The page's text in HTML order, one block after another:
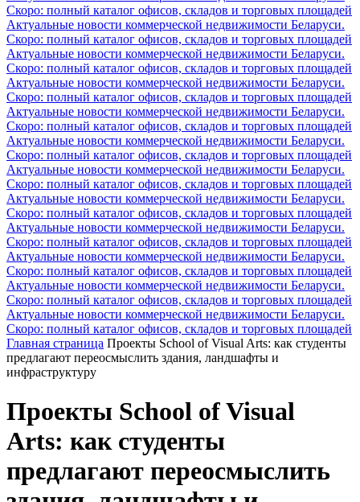
Скоро: полный каталог офисов, складов и торговых площадей
Актуальные новости коммерческой недвижимости Беларуси.
Скоро: полный каталог офисов, складов и торговых площадей
Актуальные новости коммерческой недвижимости Беларуси.
Скоро: полный каталог офисов, складов и торговых площадей
Актуальные новости коммерческой недвижимости Беларуси.
Скоро: полный каталог офисов, складов и торговых площадей
Актуальные новости коммерческой недвижимости Беларуси.
Скоро: полный каталог офисов, складов и торговых площадей
Актуальные новости коммерческой недвижимости Беларуси.
Скоро: полный каталог офисов, складов и торговых площадей
Актуальные новости коммерческой недвижимости Беларуси.
Скоро: полный каталог офисов, складов и торговых площадей
Актуальные новости коммерческой недвижимости Беларуси.
Скоро: полный каталог офисов, складов и торговых площадей
Актуальные новости коммерческой недвижимости Беларуси.
Скоро: полный каталог офисов, складов и торговых площадей
Актуальные новости коммерческой недвижимости Беларуси.
Скоро: полный каталог офисов, складов и торговых площадей
Актуальные новости коммерческой недвижимости Беларуси.
Скоро: полный каталог офисов, складов и торговых площадей
Актуальные новости коммерческой недвижимости Беларуси.
Скоро: полный каталог офисов, складов и торговых площадей
Главная страница Проекты School of Visual Arts: как студенты
предлагают переосмыслить здания, ландшафты и
инфраструктуру
Проекты School of Visual
Arts: как студенты
предлагают переосмыслить